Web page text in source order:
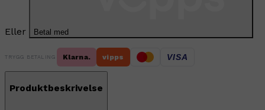
Eller Betal med
TRYGG BETALING Klarna. vipps VISA
Produktbeskrivelse